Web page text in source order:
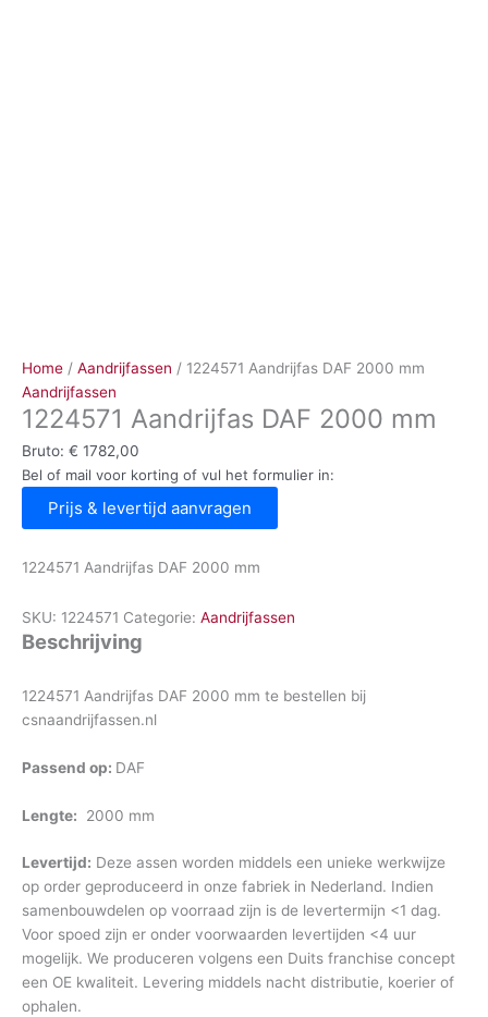
Home / Aandrijfassen / 1224571 Aandrijfas DAF 2000 mm
Aandrijfassen
1224571 Aandrijfas DAF 2000 mm
Bruto: € 1782,00
Bel of mail voor korting of vul het formulier in:
Prijs & levertijd aanvragen
1224571 Aandrijfas DAF 2000 mm
SKU: 1224571 Categorie: Aandrijfassen
Beschrijving
1224571 Aandrijfas DAF 2000 mm te bestellen bij
csnaandrijfassen.nl
Passend op: DAF
Lengte: 2000 mm
Levertijd: Deze assen worden middels een unieke werkwijze
op order geproduceerd in onze fabriek in Nederland. Indien
samenbouwdelen op voorraad zijn is de levertermijn <1 dag.
Voor spoed zijn er onder voorwaarden levertijden <4 uur
mogelijk. We produceren volgens een Duits franchise concept
een OE kwaliteit. Levering middels nacht distributie, koerier of
ophalen.